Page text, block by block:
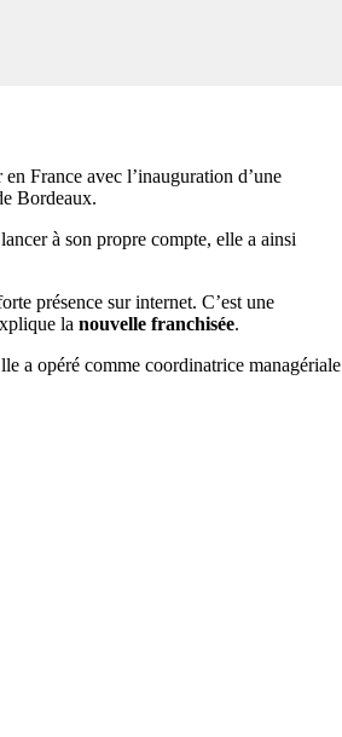
France avec l’inauguration d’une
Bordeaux.
à son propre compte, elle a ainsi
présence sur internet. C’est une
la nouvelle franchisée.
a opéré comme coordinatrice managériale